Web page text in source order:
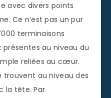
avec divers points
Ce n’est pas un pur
terminaisons
présentes au niveau du
reliées au cœur.
trouvent au niveau des
la tête. Par